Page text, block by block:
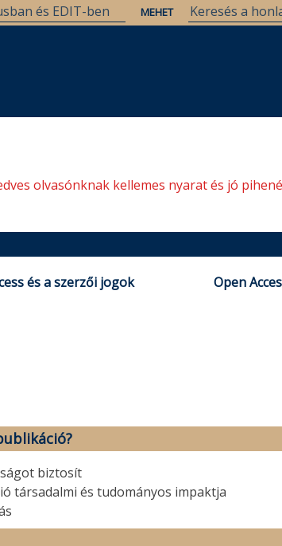
olvasónknak kellemes nyarat és jó
és a szerzői jogok Open
biztosít
társadalmi és tudományos impaktja